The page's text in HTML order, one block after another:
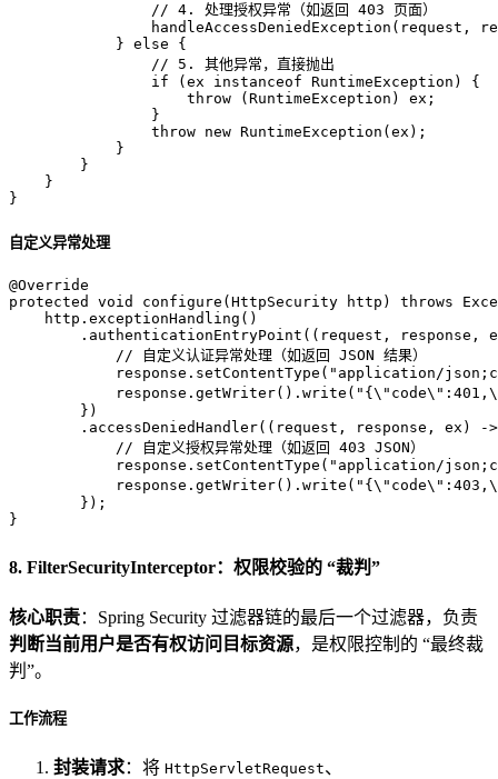
// 4. 处理授权异常（如返回 403 页面）
handleAccessDeniedException(request,
            }
else {
// 5. 其他异常，直接抛出
if (ex instanceof RuntimeException) {
throw (RuntimeException) ex;
                }
throw new RuntimeException (ex);
            }
        }
    }
}
自定义异常处理
@Override
protected
void configure (HttpSecurity http) throws
    http.exceptionHandling()
.authenticationEntryPoint((request, response,
// 自定义认证异常处理（如返回 JSON 结果）
            response.setContentType(
"application/
            response.getWriter().write(
        })
.accessDeniedHandler((request, response, ex) -
// 自定义授权异常处理（如返回 403 JSON）
            response.setContentType(
"application/
            response.getWriter().write(
        });
}
8. FilterSecurityInterceptor：权限校验的 “裁判”
核心职责：Spring Security 过滤器链的最后一个过滤器，负责
判断当前用户是否有权访问目标资源，是权限控制的 “最终裁
判”。
工作流程
封装请求：将 HttpServletRequest、